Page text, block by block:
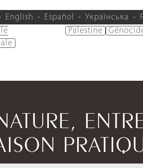
English Español Українська
Palestine